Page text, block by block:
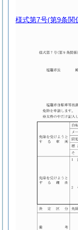
様式第7号(第9条関